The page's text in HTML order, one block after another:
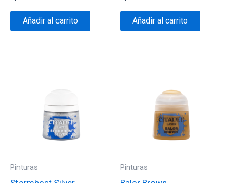
Añadir al carrito Añadir al carrito
Pinturas Pinturas